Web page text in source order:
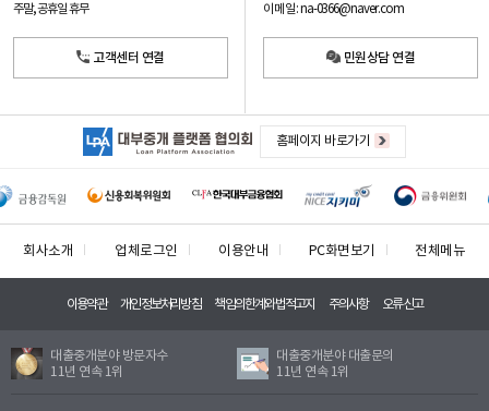
주말, 공휴일 휴무
고객센터 연결
이메일: na-0366@naver.com
민원상담 연결
홈페이지 바로가기
회사소개 업체로그인 이용안내 PC화면보기 전체메뉴
이용약관 개인정보처리방침 책임의한계와법적고지 주의사항 오류신고
대출중개분야 방문자수
11년 연속 1위
대출중개분야 대출문의
11년 연속 1위